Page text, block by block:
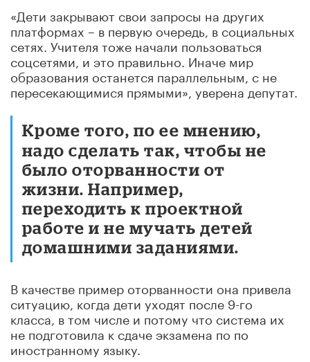
«Дети закрывают свои запросы на других
платформах – в первую очередь, в социальных
сетях. Учителя тоже начали пользоваться
соцсетями, и это правильно. Иначе мир
образования останется параллельным, с не
пересекающимися прямыми», уверена депутат.
Кроме того, по ее мнению,
надо сделать так, чтобы не
было оторванности от
жизни. Например,
переходить к проектной
работе и не мучать детей
домашними заданиями.
В качестве пример оторванности она привела
ситуацию, когда дети уходят после 9-го
класса, в том числе и потому что система их
не подготовила к сдаче экзамена по по
иностранному языку.